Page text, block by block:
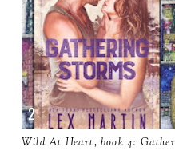
Wild At Heart, book 4: